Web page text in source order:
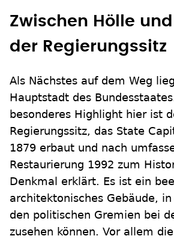
Zwischen Hölle
der Regierungssitz
Als Nächstes auf dem Weg
Hauptstadt des
besonderes Highlight hier ist
Regierungssitz, das State
1879 erbaut und nach
Restaurierung 1992 zum
Denkmal erklärt. Es ist ein
architektonisches Gebäude,
den politischen Gremien bei
zusehen können. Vor allem